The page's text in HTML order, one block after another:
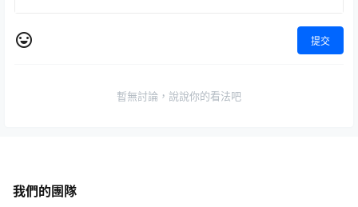
提交
暫無討論，說說你的看法吧
我們的團隊